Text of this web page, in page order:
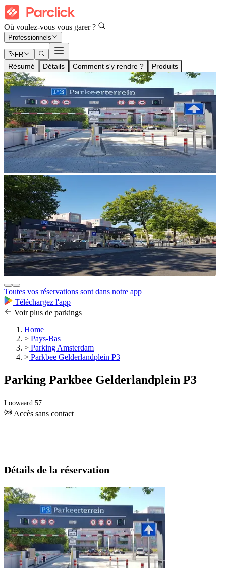
Où voulez-vous vous garer ?
Professionnels
FR
Résumé Détails Comment s'y rendre ? Produits
Toutes vos réservations sont dans notre app
Téléchargez l'app
Voir plus de parkings
Home
> Pays-Bas
> Parking Amsterdam
> Parkbee Gelderlandplein P3
Parking Parkbee Gelderlandplein P3
Loowaard 57
Accès sans contact
Détails de la réservation